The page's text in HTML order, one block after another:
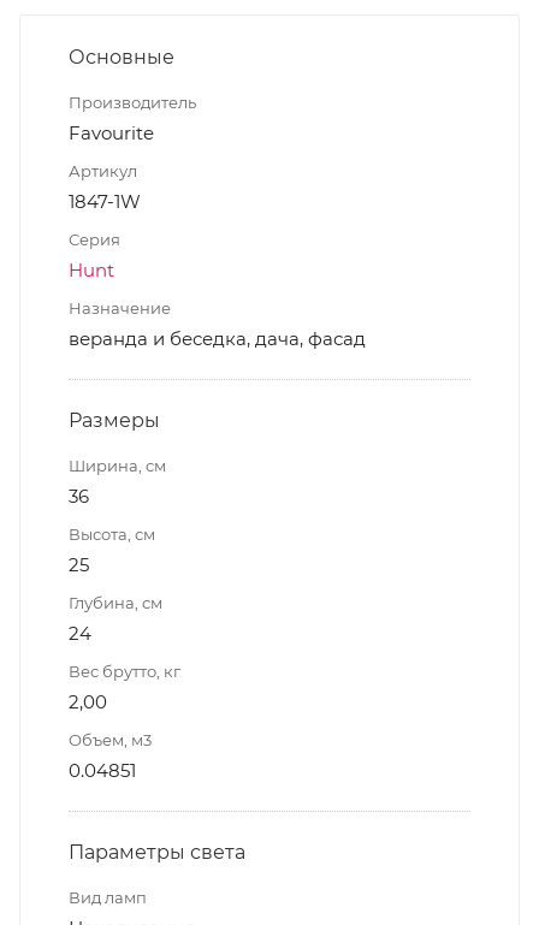
Основные
Производитель
Favourite
Артикул
1847-1W
Серия
Hunt
Назначение
веранда и беседка, дача, фасад
Размеры
Ширина, см
36
Высота, см
25
Глубина, см
24
Вес брутто, кг
2,00
Объем, м3
0.04851
Параметры света
Вид ламп